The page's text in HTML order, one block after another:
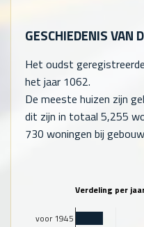
GESCHIEDENIS VAN
Het oudst
het jaar 1062.
De meeste huizen zijn
dit zijn in totaal 5,255
730 woningen bij
Verdeling per
voor 1945